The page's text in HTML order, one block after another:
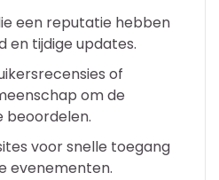
een reputatie hebben
en tijdige updates.
of
om de
beoordelen.
voor snelle toegang
evenementen.